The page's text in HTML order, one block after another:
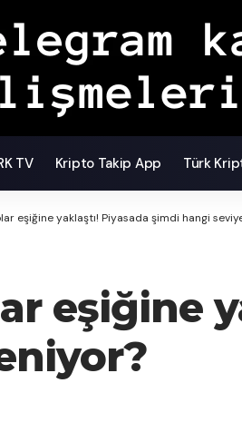
TV Kripto Takip App Türk
eşiğine yaklaştı! Piyasada şimdi hangi
eşiğine